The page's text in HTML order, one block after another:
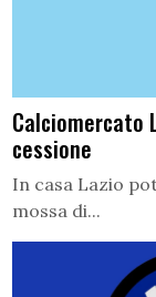
Calciomercato
cessione
In casa Lazio
mossa di...